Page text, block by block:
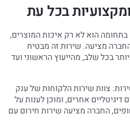
בכל עת
הוא לא רק איכות המוצרים,
מציעה. שירות זה מבטיח
בכל שלב, מהייעוץ הראשוני ועד
צוות שירות הלקוחות של ענק
אחרים, ומוכן לענות על
החברה מציעה שירות חירום עם